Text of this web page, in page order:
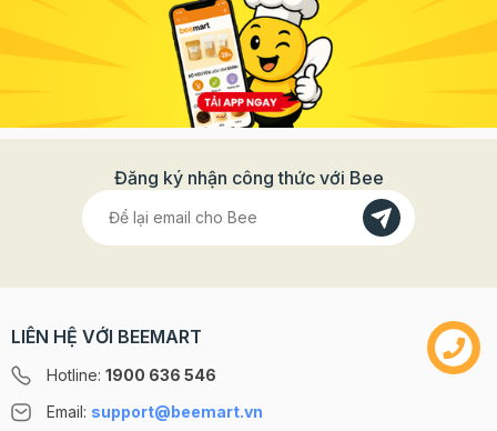
Đăng ký nhận công thức với Bee
LIÊN HỆ VỚI BEEMART
Hotline: 1900 636 546
Email: support@beemart.vn